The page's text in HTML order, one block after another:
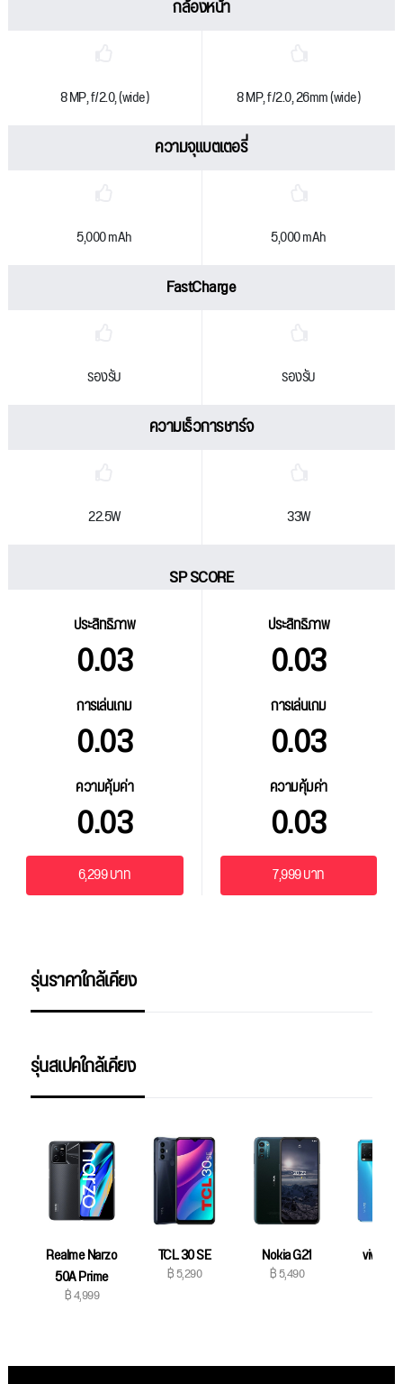
กล้องหน้า
8 MP, f/2.0, (wide) 8 MP, f/2.0, 26mm (wide)
ความจุแบตเตอรี่
5,000 mAh 5,000 mAh
FastCharge
รองรับ รองรับ
ความเร็วการชาร์จ
22.5W 33W
SP SCORE
ประสิทธิภาพ
0.03
การเล่นเกม
0.03
ความคุ้มค่า
0.03
ประสิทธิภาพ
0.03
การเล่นเกม
0.03
ความคุ้มค่า
0.03
6,299 บาท 7,999 บาท
รุ่นราคาใกล้เคียง
รุ่นสเปคใกล้เคียง
Realme Narzo
50A Prime
฿ 4,999
TCL 30 SE
฿ 5,290
Nokia G21
฿ 5,490
vivo